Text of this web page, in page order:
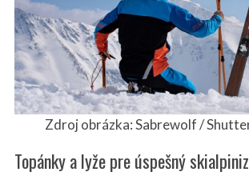
Zdroj obrázka: Sabrewolf /
Topánky a lyže pre úspešný